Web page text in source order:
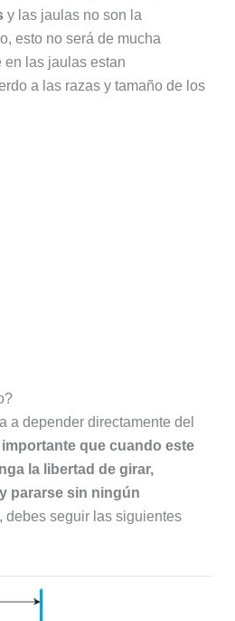
y las jaulas no son la
esto no será de mucha
en las jaulas estan
a las razas y tamaño de los
a depender directamente del
importante que cuando este
la libertad de girar,
pararse sin ningún
debes seguir las siguientes